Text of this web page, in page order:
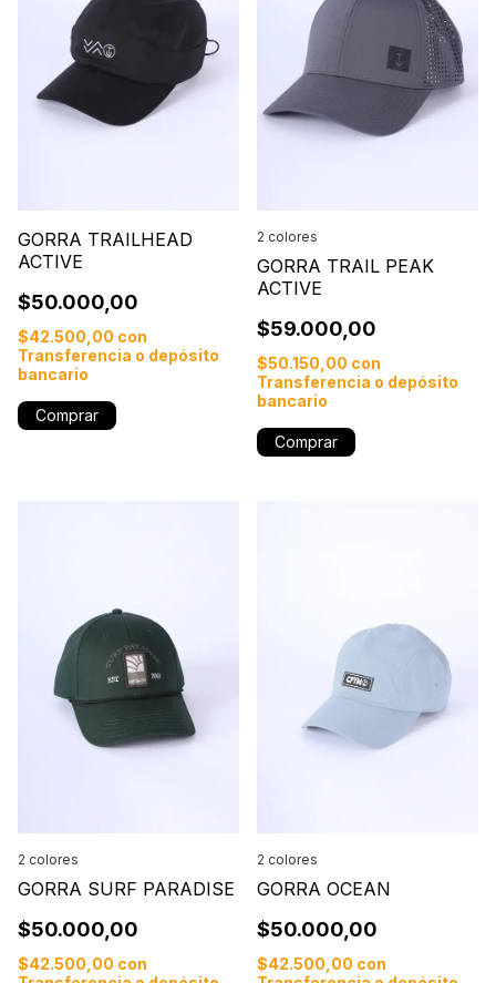
GORRA TRAILHEAD
ACTIVE
$50.000,00
$42.500,00 con
Transferencia o depósito
bancario
Comprar
GORRA TRAIL PEAK
ACTIVE
$59.000,00
$50.150,00 con
Transferencia o depósito
bancario
2 colores
Comprar
GORRA SURF PARADISE
$50.000,00
$42.500,00 con
2 colores
GORRA OCEAN
$50.000,00
$42.500,00 con
2 colores